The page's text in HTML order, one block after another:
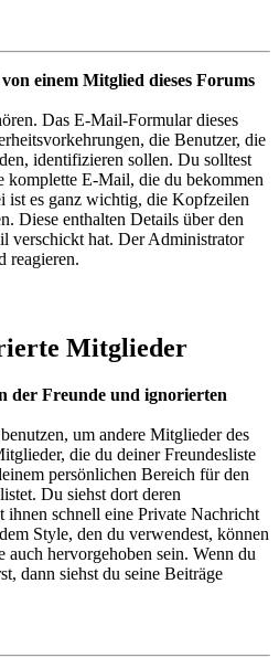
einem Mitglied dieses Forums
Das E-Mail-Formular dieses
die Benutzer, die
identifizieren sollen. Du solltest
komplette E-Mail, die du bekommen
ist es ganz wichtig, die Kopfzeilen
Diese enthalten Details über den
verschickt hat. Der Administrator
reagieren.
Mitglieder
der Freunde und ignorierten
um andere Mitglieder des
die du deiner Freundesliste
persönlichen Bereich für den
Du siehst dort deren
ihnen schnell eine Private Nachricht
Style, den du verwendest, können
auch hervorgehoben sein. Wenn du
dann siehst du seine Beiträge